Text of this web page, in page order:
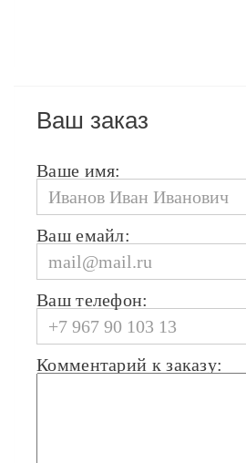
Ваш заказ
Ваше имя:
Ваш емайл:
Ваш телефон:
Комментарий к заказу: